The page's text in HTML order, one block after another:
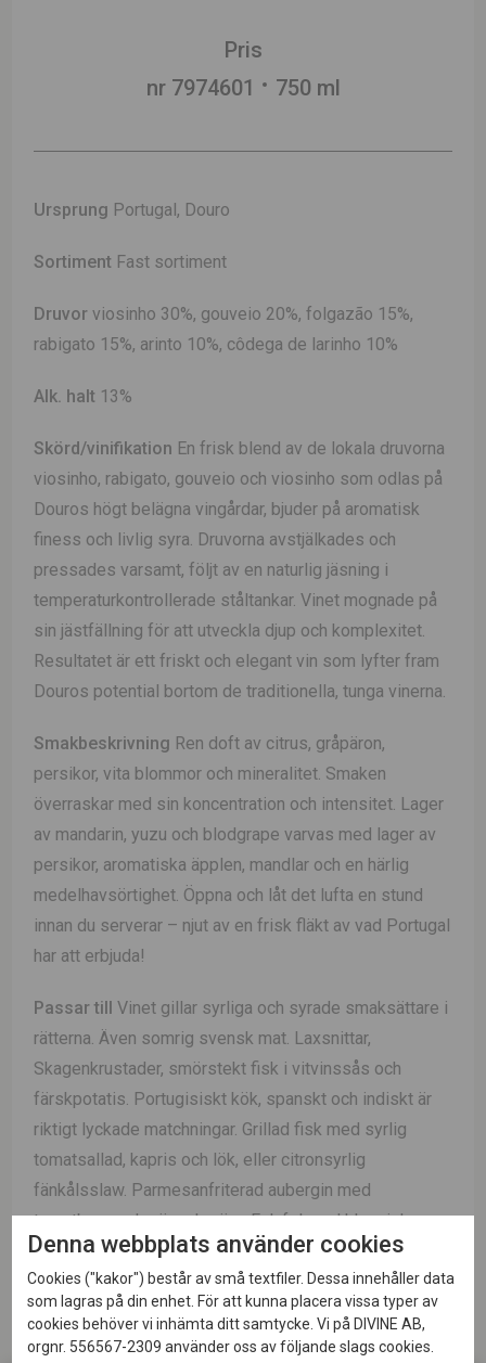
Pris
nr 7974601
750 ml
Ursprung Portugal, Douro
Sortiment Fast sortiment
Druvor viosinho 30%, gouveio 20%, folgazão 15%,
rabigato 15%, arinto 10%, côdega de larinho 10%
Alk. halt 13%
Skörd/vinifikation En frisk blend av de lokala druvorna
viosinho, rabigato, gouveio och viosinho som odlas på
Douros högt belägna vingårdar, bjuder på aromatisk
finess och livlig syra. Druvorna avstjälkades och
pressades varsamt, följt av en naturlig jäsning i
temperaturkontrollerade ståltankar. Vinet mognade på
sin jästfällning för att utveckla djup och komplexitet.
Resultatet är ett friskt och elegant vin som lyfter fram
Douros potential bortom de traditionella, tunga vinerna.
Smakbeskrivning Ren doft av citrus, gråpäron,
persikor, vita blommor och mineralitet. Smaken
överraskar med sin koncentration och intensitet. Lager
av mandarin, yuzu och blodgrape varvas med lager av
persikor, aromatiska äpplen, mandlar och en härlig
medelhavsörtighet. Öppna och låt det lufta en stund
innan du serverar – njut av en frisk fläkt av vad Portugal
har att erbjuda!
Passar till Vinet gillar syrliga och syrade smaksättare i
rätterna. Även somrig svensk mat. Laxsnittar,
Skagenkrustader, smörstekt fisk i vitvinssås och
färskpotatis. Portugisiskt kök, spanskt och indiskt är
riktigt lyckade matchningar. Grillad fisk med syrlig
tomatsallad, kapris och lök, eller citronsyrlig
fänkålsslaw. Parmesanfriterad aubergin med
tomatbaserad grönsaksröra. Falafel med klassiska
tillbehör och syrade grönsaker. Bjud som fördrink
tillsammans med Serranoskinka och Manchego-ost.
Recepttips!
Denna webbplats använder cookies
Cookies ("kakor") består av små textfiler. Dessa innehåller data
som lagras på din enhet. För att kunna placera vissa typer av
cookies behöver vi inhämta ditt samtycke. Vi på DIVINE AB,
orgnr. 556567-2309 använder oss av följande slags cookies.